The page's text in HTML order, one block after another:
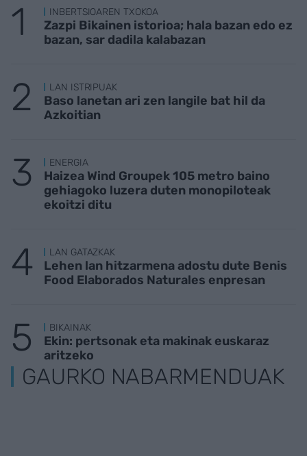
INBERTSIOAREN TXOKOA
Zazpi Bikainen istorioa; hala bazan edo ez
bazan, sar dadila kalabazan
LAN ISTRIPUAK
Baso lanetan ari zen langile bat hil da
Azkoitian
ENERGIA
Haizea Wind Groupek 105 metro baino
gehiagoko luzera duten monopiloteak
ekoitzi ditu
LAN GATAZKAK
Lehen lan hitzarmena adostu dute Benis
Food Elaborados Naturales enpresan
BIKAINAK
Ekin: pertsonak eta makinak euskaraz
aritzeko
GAURKO NABARMENDUAK